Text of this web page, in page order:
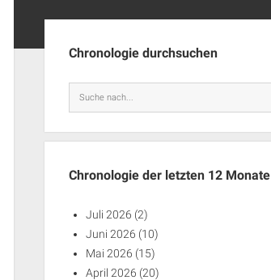
Chronologie durchsuchen
Chronologie der letzten 12 Monate
Juli 2026 (2)
Juni 2026 (10)
Mai 2026 (15)
April 2026 (20)